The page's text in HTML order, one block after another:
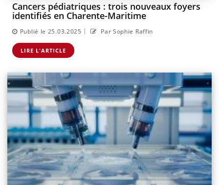
Cancers pédiatriques : trois nouveaux foyers
identifiés en Charente-Maritime
Publié le 25.03.2025 | Par Sophie Raffin
LIRE L'ARTICLE